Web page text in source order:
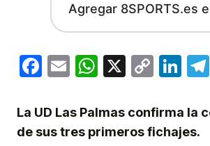
Agregar 8SPORTS.es
Facebook
EmailWhatsApp
X
Copy
La UD Las Palmas confirma la
de sus tres primeros fichajes.